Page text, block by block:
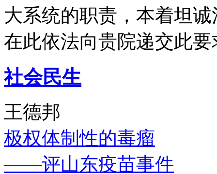
大系统的职责，本着坦
在此依法向贵院递交此要
社会民生
王德邦
极权体制性的毒瘤
——评山东疫苗事件